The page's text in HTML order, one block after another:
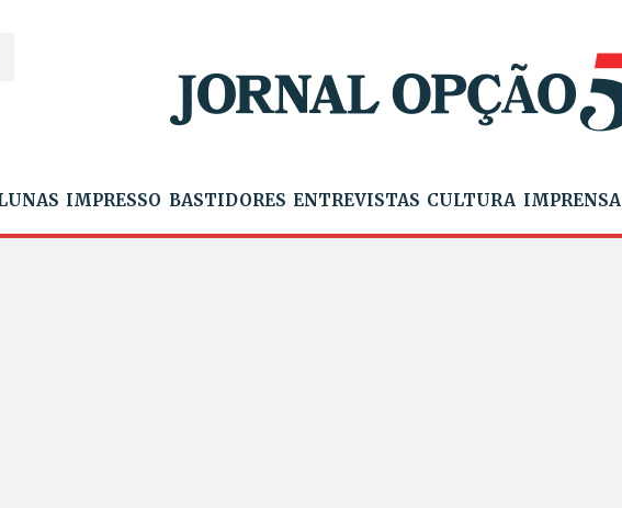
IMPRESSO BASTIDORES ENTREVISTAS CULTURA IMPRENSA